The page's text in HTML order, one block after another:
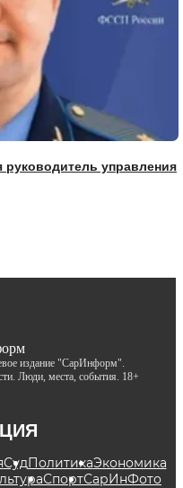
руководитель управления
издание "СарИнформ".
Люди, места, события. 18+
СудПолитикаЭкономика
СпортСарИнФото